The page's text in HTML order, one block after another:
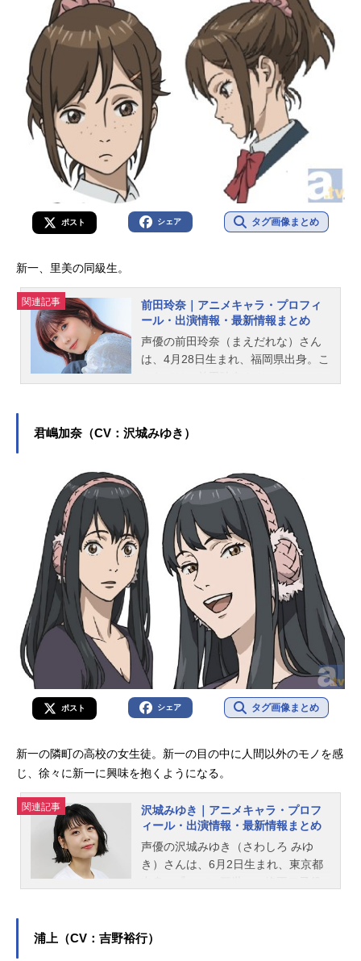
ポスト シェア タグ画像まとめ
新一、里美の同級生。
関連記事
前田玲奈｜アニメキャラ・プロフィ
ール・出演情報・最新情報まとめ
声優の前田玲奈（まえだれな）さん
は、4月28日生まれ、福岡県出身。こ
君嶋加奈（CV：沢城みゆき）
ポスト シェア タグ画像まとめ
新一の隣町の高校の女生徒。新一の目の中に人間以外のモノを感
じ、徐々に新一に興味を抱くようになる。
関連記事
沢城みゆき｜アニメキャラ・プロフ
ィール・出演情報・最新情報まとめ
声優の沢城みゆき（さわしろ みゆ
き）さんは、6月2日生まれ、東京都
演じています。こちらでは、沢城み
浦上（CV：吉野裕行）